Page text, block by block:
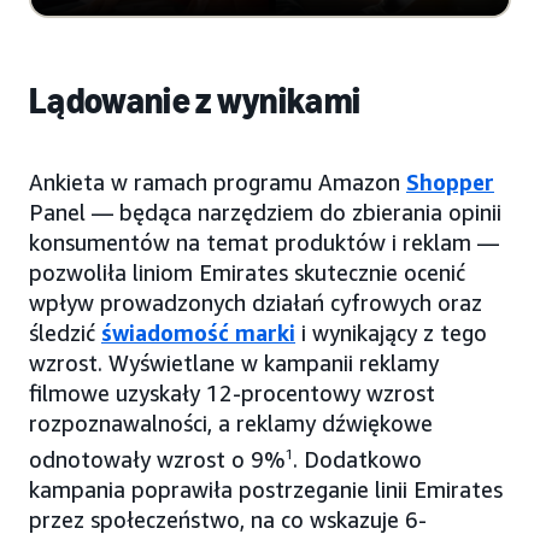
Lądowanie z wynikami
Ankieta w ramach programu Amazon Shopper
Panel — będąca narzędziem do zbierania opinii
konsumentów na temat produktów i reklam —
pozwoliła liniom Emirates skutecznie ocenić
wpływ prowadzonych działań cyfrowych oraz
śledzić świadomość marki i wynikający z tego
wzrost. Wyświetlane w kampanii reklamy
filmowe uzyskały 12-procentowy wzrost
rozpoznawalności, a reklamy dźwiękowe
odnotowały wzrost o 9%1 . Dodatkowo
kampania poprawiła postrzeganie linii Emirates
przez społeczeństwo, na co wskazuje 6-